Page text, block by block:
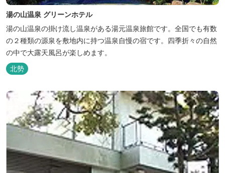
湯の山温泉 グリーンホテル
湯の山温泉の掛け流し温泉がある湯元温泉旅館です。全国でも有数
の２種類の源泉を敷地内に持つ温泉自慢の宿です。四季折々の自然
の中で大露天風呂が楽しめます。
北勢